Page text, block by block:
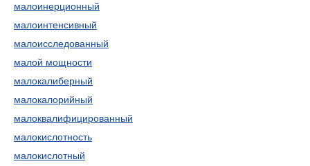
малоинерционный
малоинтенсивный
малоисследованный
малой мощности
малокалиберный
малокалорийный
малоквалифицированный
малокислотность
малокислотный